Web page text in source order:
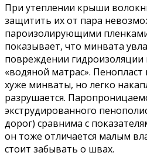
При утеплении крыши
защитить их от пара
пароизолирующими
показывает, что минвата
повреждении гидроизоляции
«водяной матрас». Пенопласт
хуже минваты, но легко
разрушается.
экструдированного
дорог) сравнима с
он тоже отличается малым
стоит забывать о швах.